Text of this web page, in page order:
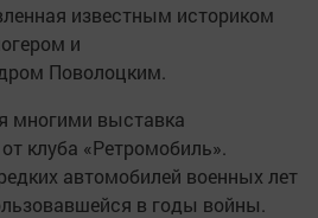
известным историком
и
Поволоцким.
многими выставка
клуба «Ретромобиль».
автомобилей военных лет
в годы войны.